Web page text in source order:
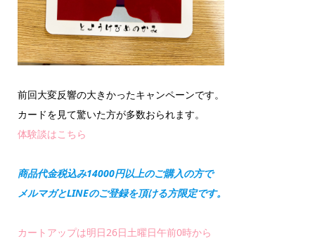
前回大変反響の大きかったキャンペーンです。
カードを見て驚いた方が多数おられます。
体験談はこちら
商品代金税込み14000円以上のご購入の方で
メルマガとLINEのご登録を頂ける方限定です。
カートアップは明日26日土曜日午前0時から